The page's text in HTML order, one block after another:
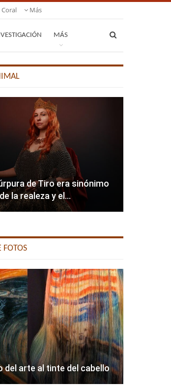
Coral Más
MÁS
de Tiro era sinónimo
de la realeza y el…
del arte al tinte del cabello